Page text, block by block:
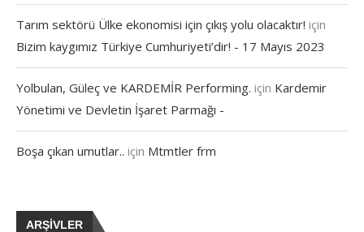
Tarım sektörü Ülke ekonomisi için çıkış yolu olacaktır! için
Bizim kaygımız Türkiye Cumhuriyeti’dir! - 17 Mayıs 2023
Yolbulan, Güleç ve KARDEMİR Performing. için Kardemir
Yönetimi ve Devletin İşaret Parmağı -
Boşa çıkan umutlar.. için Mtmtler frm
ARŞIVLER